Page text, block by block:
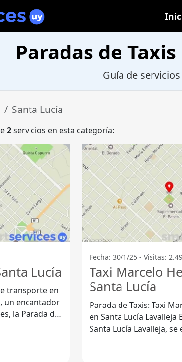
Paradas de
Guía de
Santa Lucía
2servicios en esta categoría:
Lucía
transporte en
la Parada de
Fecha: 30/1/25 - Visitas:
Taxi Marcelo
Santa Lucía
Parada de Taxis: Taxi
en Santa Lucía Lavalleja En el corazón de
Santa Lucía Lavalleja,